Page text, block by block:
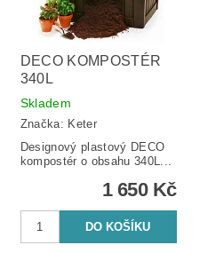
DECO KOMPOSTÉR
340L
Skladem
Značka: Keter
Designový plastový DECO
kompostér o obsahu 340L...
1 650 Kč